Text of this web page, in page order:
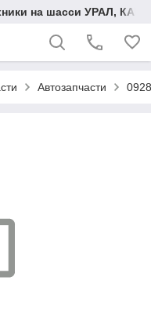
на шасси УРАЛ,
Автозапчасти